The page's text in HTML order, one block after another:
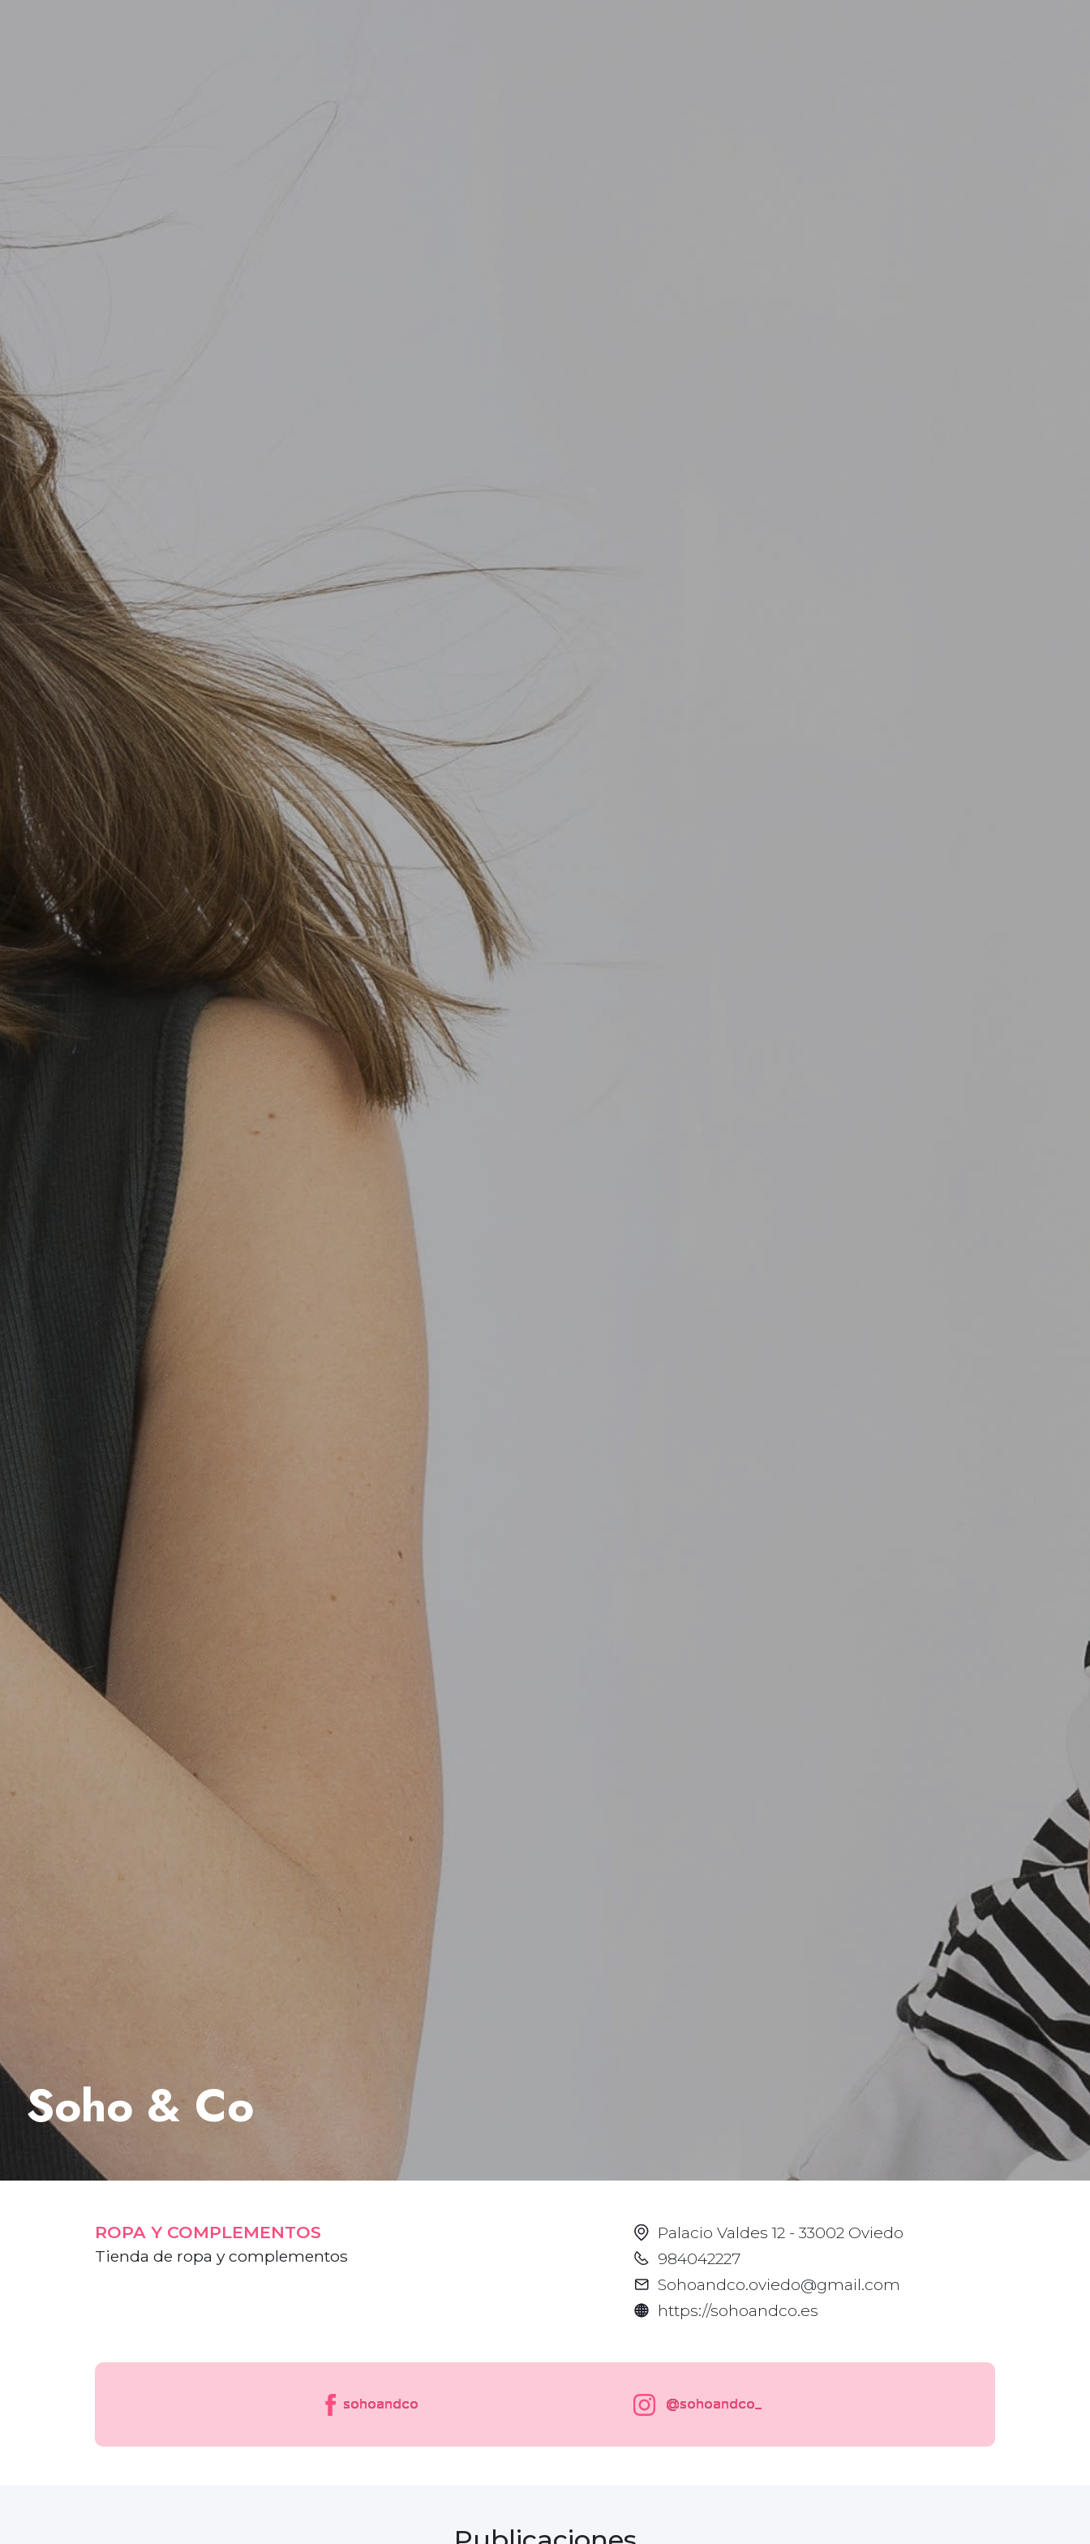
Soho & Co
ROPA Y COMPLEMENTOS
Tienda de ropa y complementos
Palacio Valdes 12 - 33002 Oviedo
984042227
Sohoandco.oviedo@gmail.com
https://sohoandco.es
sohoandco @sohoandco_